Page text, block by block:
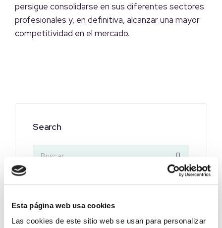
Esta página web usa cookies
Las cookies de este sitio web se usan para personalizar
persigue consolidarse en sus diferentes sectores
profesionales y, en definitiva, alcanzar una mayor
competitividad en el mercado.
Search
Temas